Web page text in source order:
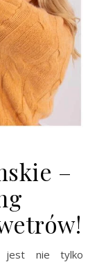
–
nie tylko